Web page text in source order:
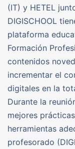
(IT) y HETEL
DIGISCHOOL
plataforma
Formación
contenidos
incrementar el
digitales en la
Durante la
mejores
herramientas
profesorado